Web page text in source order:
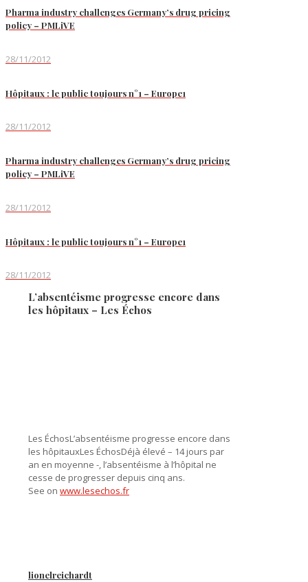
Pharma industry challenges Germany’s drug pricing
policy – PMLiVE
28/11/2012
Hôpitaux : le public toujours n°1 – Europe1
28/11/2012
Pharma industry challenges Germany’s drug pricing
policy – PMLiVE
28/11/2012
Hôpitaux : le public toujours n°1 – Europe1
28/11/2012
L’absentéisme progresse encore dans
les hôpitaux – Les Échos
Les ÉchosL’absentéisme progresse encore dans
les hôpitauxLes ÉchosDéjà élevé – 14 jours par
an en moyenne -, l’absentéisme à l’hôpital ne
cesse de progresser depuis cinq ans.
See on www.lesechos.fr
lionelreichardt